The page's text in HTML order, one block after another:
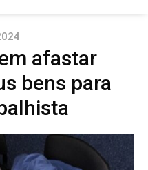
afastar
bens para